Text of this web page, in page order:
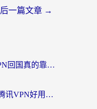
后一篇文章 →
海外党必看：电脑免费VPN回国真的靠谱吗？附实测对比与最优方案指南
海外党必看：ChickCN和腾讯VPN好用吗？3招选对回国加速器，告别地区限制